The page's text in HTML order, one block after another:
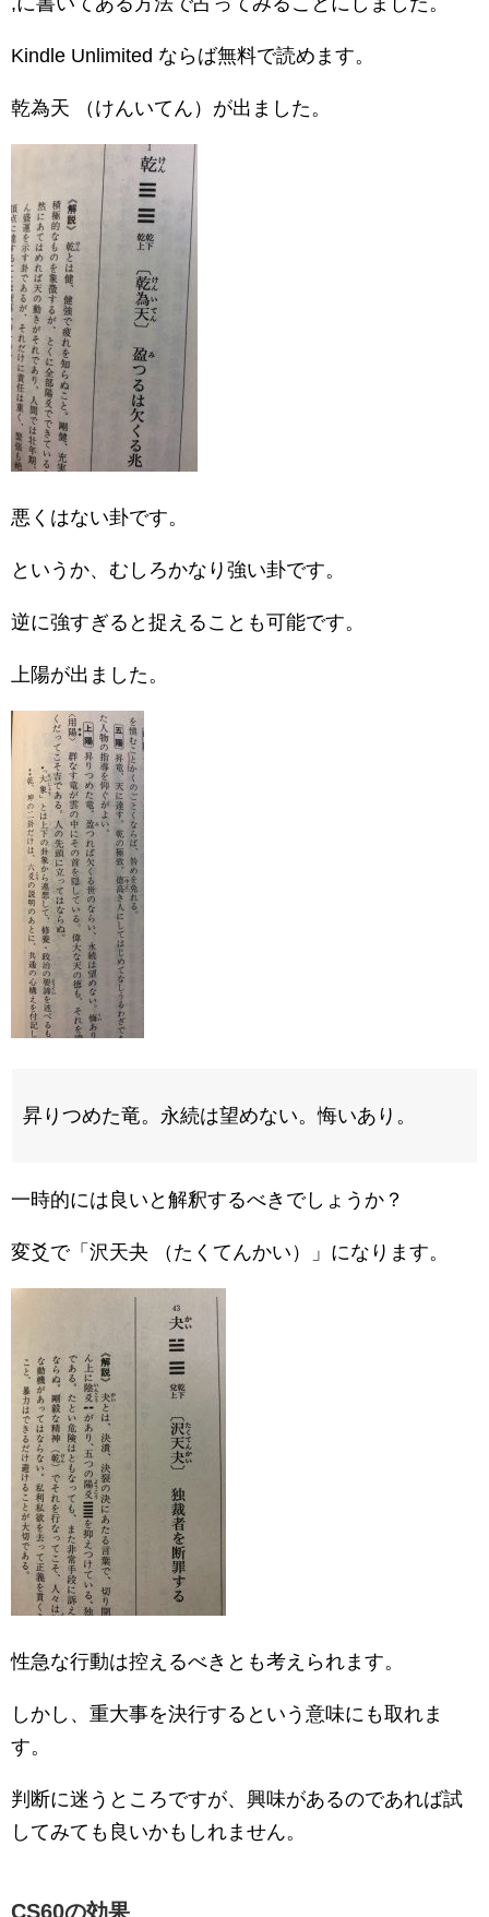
Kindle Unlimited ならば無料で読めます。
乾為天 （けんいてん）が出ました。
悪くはない卦です。
というか、むしろかなり強い卦です。
逆に強すぎると捉えることも可能です。
上陽が出ました。
昇りつめた竜。永続は望めない。悔いあり。
一時的には良いと解釈するべきでしょうか？
変爻で「沢天夬 （たくてんかい）」になります。
性急な行動は控えるべきとも考えられます。
しかし、重大事を決行するという意味にも取れま
す。
判断に迷うところですが、興味があるのであれば試
してみても良いかもしれません。
CS60の効果